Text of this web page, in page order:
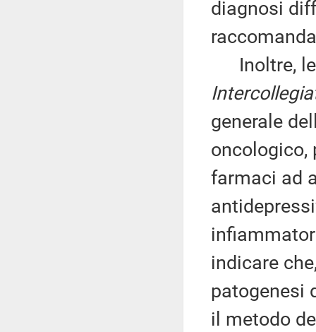
diagnosi
Inoltre, le
generale
oncologico,
farmaci ad
indicare
patogenesi
il metodo